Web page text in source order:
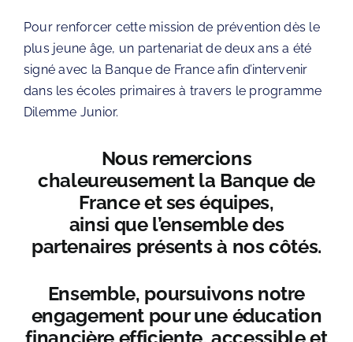
Pour renforcer cette mission de prévention dès le
plus jeune âge, un partenariat de deux ans a été
signé avec la Banque de France afin d’intervenir
dans les écoles primaires à travers le programme
Dilemme Junior.
Nous remercions
chaleureusement la Banque de
France et ses équipes,
ainsi que l’ensemble des
partenaires présents à nos côtés.
Ensemble, poursuivons notre
engagement pour une éducation
financière efficiente, accessible et